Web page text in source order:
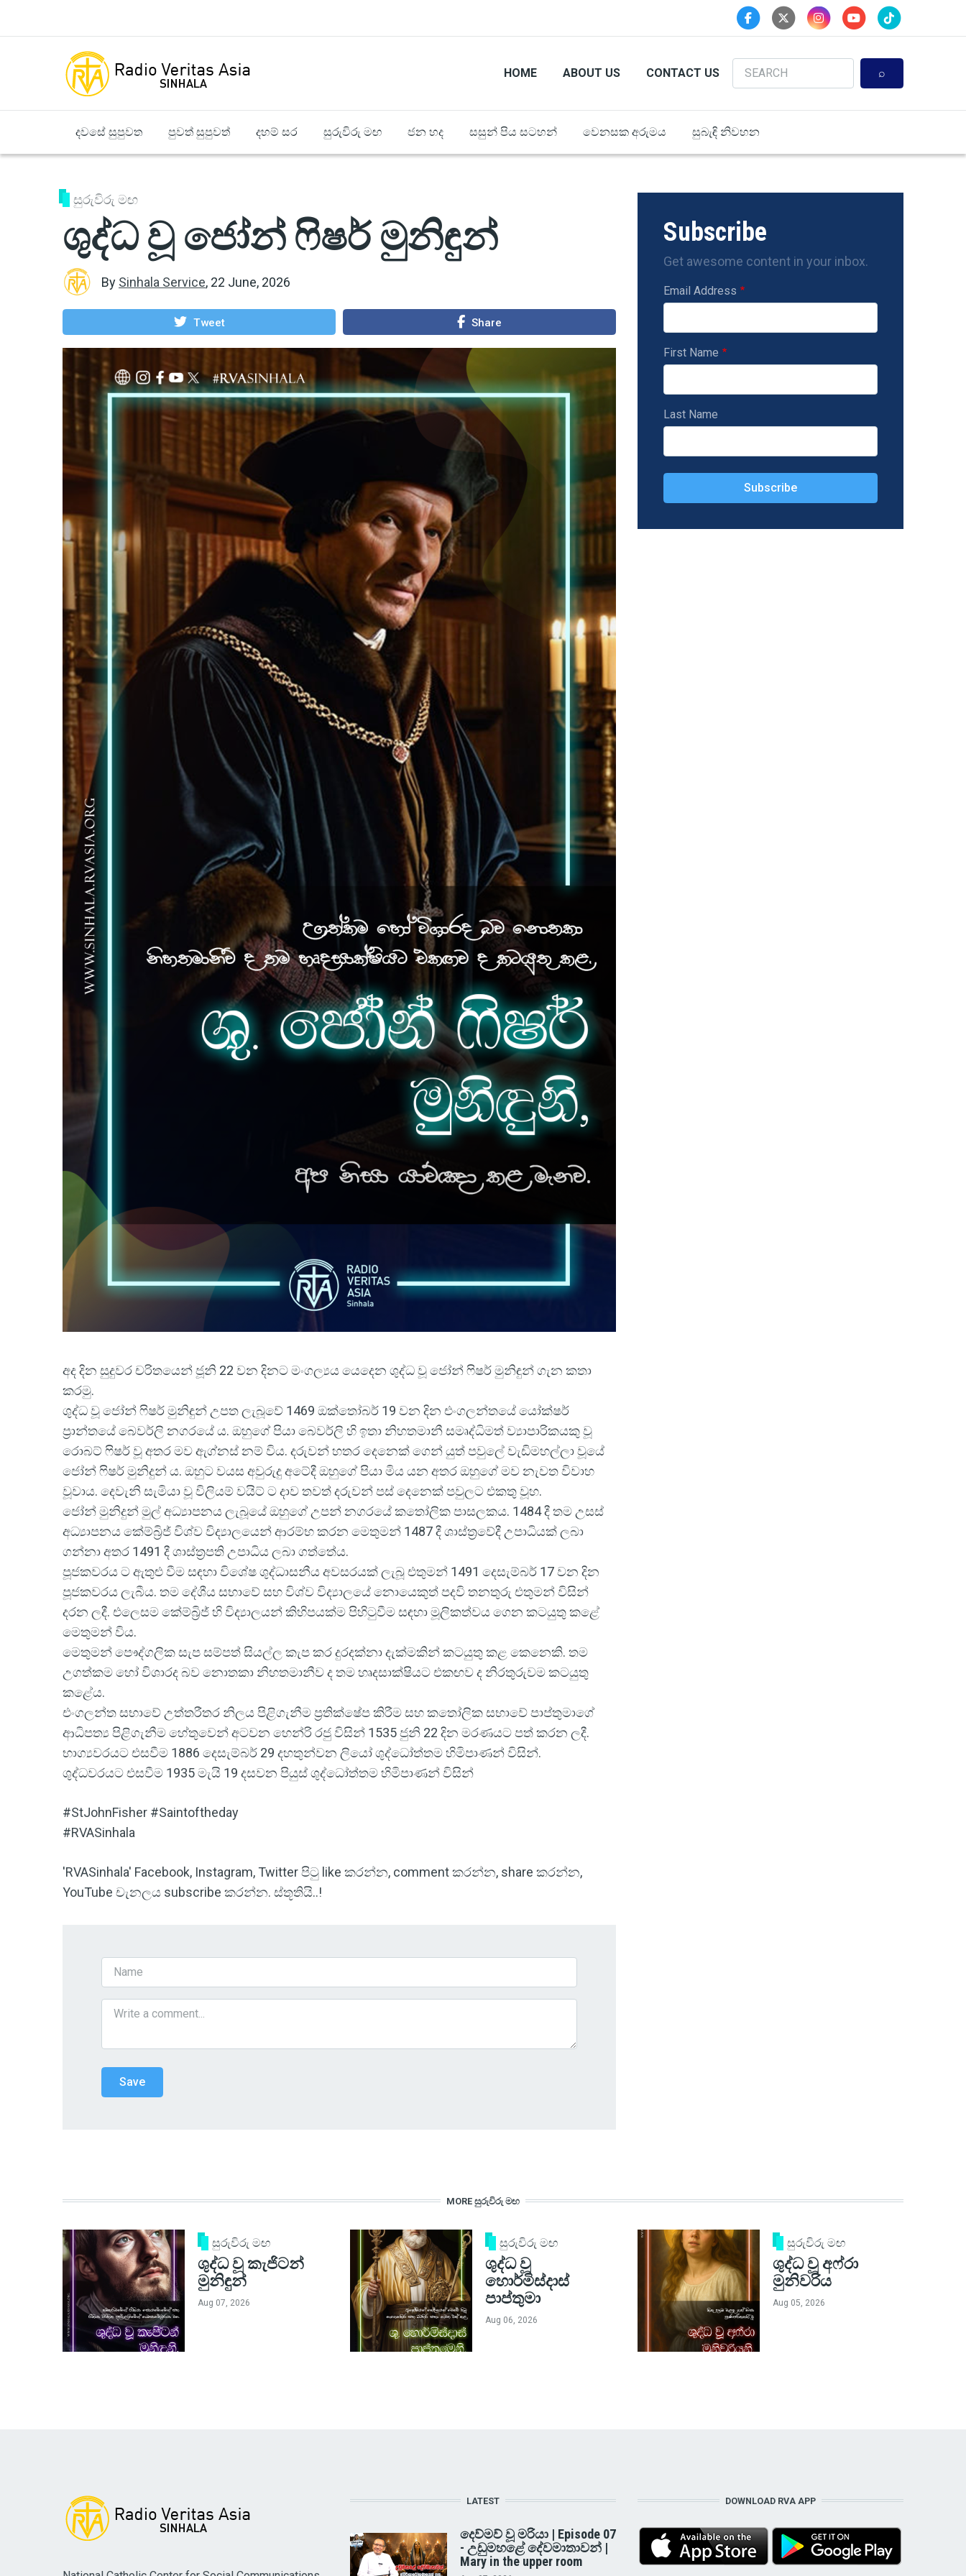
HOME ABOUT US CONTACT US
Search
දවසේ සුපුවත පුවත් සුපුවත් දහම් සර සුරුවිරු මඟ ජන හද සසුන් පිය සටහන් වෙනසක අරුමය සුබැඳි නිවහන
සුරුවිරු මඟ
ශුද්ධ වූ ජෝන් ෆිෂර් මුනිඳුන්
By Sinhala Service, 22 June, 2026
Tweet Share
අද දින සුදුවර චරිතයෙන් ජූනි 22 වන දිනට මංගල්‍යය යෙදෙන ශුද්ධ වූ ජෝන් ෆිෂර් මුනිඳුන් ගැන කතා
කරමු.
ශුද්ධ වූ ජෝන් ෆිෂර් මුනිඳුන් උපත ලැබූවේ 1469 ඔක්තෝබර් 19 වන දින එංගලන්තයේ යෝක්ෂර්
ප්‍රාන්තයේ බෙවර්ලි නගරයේ ය. ඔහුගේ පියා බෙවර්ලි හි ඉතා නිහතමානී සමෘද්ධිමත් ව්‍යාපාරිකයකු වූ
රොබට් ෆිෂර් වූ අතර මව ඇග්නස් නම් විය. දරුවන් හතර දෙනෙක් ගෙන් යුත් පවුලේ වැඩිමහල්ලා වූයේ
ජෝන් ෆිෂර් මුනිදුන් ය. ඔහුට වයස අවුරුදු අටේදී ඔහුගේ පියා මිය යන අතර ඔහුගේ මව නැවත විවාහ
වූවාය. දෙවැනි සැමියා වූ විලියම් වයිට් ට දාව තවත් දරුවන් පස් දෙනෙක් පවුලට එකතු වූහ.
ජෝන් මුනිදුන් මුල් අධ්‍යාපනය ලැබූයේ ඔහුගේ උපන් නගරයේ කතෝලික පාසලකය. 1484 දී තම උසස්
අධ්‍යාපනය කේම්බ්‍රිජ් විශ්ව විද්‍යාලයෙන් ආරම්භ කරන මෙතුමන් 1487 දී ශාස්ත්‍රවේදී උපාධියක් ලබා
ගන්නා අතර 1491 දී ශාස්ත්‍රපති උපාධිය ලබා ගත්තේය.
පූජකවරය ට ඇතුළු වීම සඳහා විශේෂ ශුද්ධාසනීය අවසරයක් ලැබූ එතුමන් 1491 දෙසැම්බර් 17 වන දින
පූජකවරය ලැබීය. තම දේශීය සභාවේ සහ විශ්ව විද්‍යාලයේ නොයෙකුත් පදවි තනතුරු එතුමන් විසින්
දරන ලදී. එලෙසම කේම්බ්‍රිජ් හි විද්‍යාලයන් කිහිපයක්ම පිහිටුවීම සඳහා මූලිකත්වය ගෙන කටයුතු කළේ
මෙතුමන් විය.
මෙතුමන් පෞද්ගලික සැප සම්පත් සියල්ල කැප කර දුරදක්නා දැක්මකින් කටයුතු කළ කෙනෙකි. තම
උගත්කම හෝ විශාරද බව නොතකා නිහතමානීව ද තම හෘදසාක්ෂියට එකඟව ද නිරතුරුවම කටයුතු
කළේය.
එංගලන්ත සභාවේ උත්තරීතර නිලය පිළිගැනීම ප්‍රතික්ෂේප කිරීම සහ කතෝලික සභාවේ පාප්තුමාගේ
ආධිපත්‍ය පිළිගැනීම හේතුවෙන් අටවන හෙන්රි රජු විසින් 1535 ජුනි 22 දින මරණයට පත් කරන ලදී.
භාග්‍යවරයට එසවීම 1886 දෙසැම්බර් 29 දහතුන්වන ලියෝ ශුද්ධෝත්තම හිමිපාණන් විසින්.
ශුද්ධවරයට එසවීම 1935 මැයි 19 දසවන පියුස් ශුද්ධෝත්තම හිමිපාණන් විසින්
#StJohnFisher #Saintoftheday
#RVASinhala
'RVASinhala' Facebook, Instagram, Twitter පිටු like කරන්න, comment කරන්න, share කරන්න,
YouTube චැනලය subscribe කරන්න. ස්තූතියි..!
Subscribe
Get awesome content in your inbox.
Email Address
First Name
Last Name
MORE සුරුවිරු මඟ
සුරුවිරු මඟ
ශුද්ධ වූ කැජිටන්
මුනිඳුන්
Aug 07, 2026
සුරුවිරු මඟ
ශුද්ධ වූ
හොර්මිස්දාස්
පාප්තුමා
Aug 06, 2026
සුරුවිරු මඟ
ශුද්ධ වූ අෆ්රා
මුනිවරිය
Aug 05, 2026
LATEST
දෙව්මව් වූ මරියා | Episode 07
- උඩුමහළේ දේවමාතාවන් |
Mary in the upper room
DOWNLOAD RVA APP